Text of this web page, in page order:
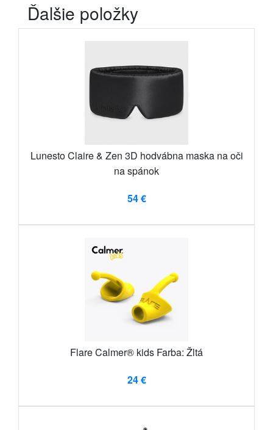
Ďalšie položky
Lunesto Claire & Zen 3D hodvábna maska ​​na oči
na spánok
54 €
Flare Calmer® kids Farba: Žltá
24 €